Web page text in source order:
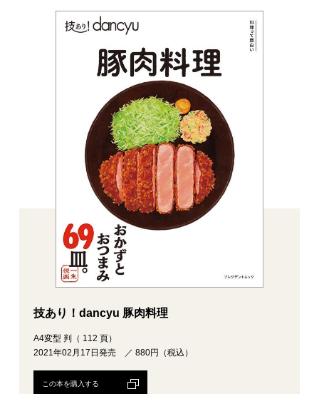
技あり！dancyu 豚肉料理
A4変型 判（ 112 頁）
2021年02月17日発売 ／ 880円（税込）
この本を購入する